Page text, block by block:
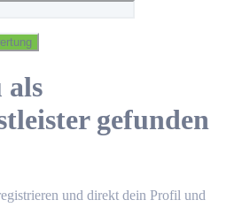
als
gefunden
und direkt dein Profil und